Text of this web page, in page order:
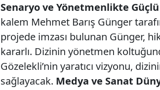
Senaryo ve Yönetmenlikte
kalem Mehmet Barış Günger
projede imzası bulunan Günger,
kararlı. Dizinin yönetmen
Gözelekli’nin yaratıcı vizyonu,
sağlayacak. Medya ve Sanat